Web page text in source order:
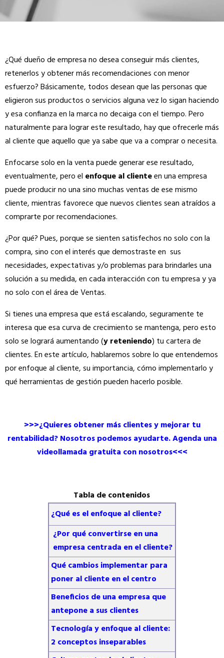
¿Qué dueño de empresa no desea conseguir más clientes,
retenerlos y obtener más recomendaciones con menor
esfuerzo? Básicamente, todos desean que las personas que
eligieron sus productos o servicios alguna vez lo sigan haciendo
y esa confianza en la marca no decaiga con el tiempo. Pero
naturalmente para lograr este resultado, hay que ofrecerle más
al cliente que aquello que ya sabe que va a comprar o necesita.
Enfocarse solo en la venta puede generar ese resultado,
eventualmente, pero el enfoque al clienteen una empresa
puede producir no una sino muchas ventas de ese mismo
cliente, mientras favorece que nuevos clientes sean atraídos a
comprarte por recomendaciones.
¿Por qué? Pues, porque se sienten satisfechos no solo con la
compra, sino con el interés que demostraste en sus
necesidades, expectativas y/o problemas para brindarles una
solución a su medida, en cada interacción con tu empresa y ya
no solo con el área de Ventas.
Si tienes una empresa que está escalando, seguramente te
interesa que esa curva de crecimiento se mantenga, pero esto
solo se logrará aumentando (yreteniendo) tu cartera de
clientes. En este artículo, hablaremos sobre lo que entendemos
por enfoque al cliente, su importancia, cómo implementarlo y
qué herramientas de gestión pueden hacerlo posible.
>>>¿Quieres obtener más clientes y mejorar tu
rentabilidad? Nosotros podemos ayudarte. Agenda una
videollamada gratuita con nosotros<<<
Tabla de contenidos
¿Qué es el enfoque al cliente?
¿Por qué convertirse en una
empresa centrada en el cliente?
Qué cambios implementar para
poner al cliente en el centro
Beneficios de una empresa que
antepone a sus clientes
Tecnología y enfoque al cliente:
2 conceptos inseparables